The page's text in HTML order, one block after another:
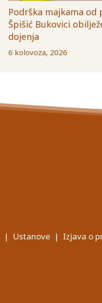
Podrška majkama od
Špišić Bukovici
dojenja
6 kolovoza, 2026
| Ustanove | Izjava o